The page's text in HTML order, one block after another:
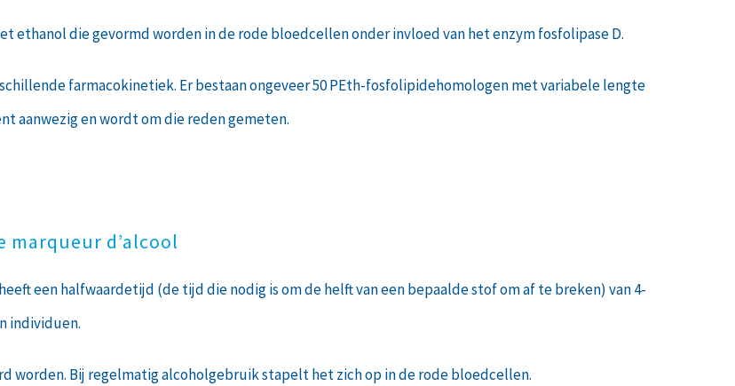
ethanol die gevormd worden in de rode bloedcellen onder invloed van het enzym fosfolipase D.
farmacokinetiek. Er bestaan ongeveer 50 PEth-fosfolipidehomologen met variabele lengte
aanwezig en wordt om die reden gemeten.
marqueur d’alcool
een halfwaardetijd (de tijd die nodig is om de helft van een bepaalde stof om af te breken) van 4-
individuen.
worden. Bij regelmatig alcoholgebruik stapelt het zich op in de rode bloedcellen.